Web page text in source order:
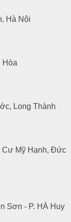
Hà Nội
Hòa
Long Thành
Cư Mỹ Hạnh, Đức
Sơn - P. HÀ Huy